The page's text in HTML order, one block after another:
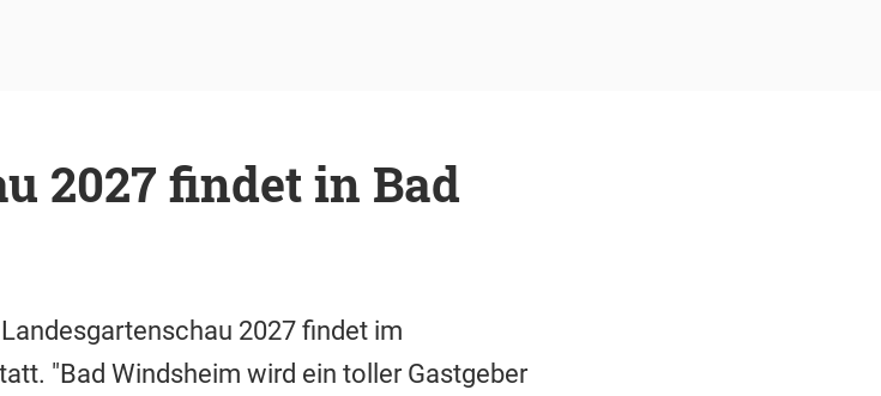
2027 findet in Bad
2027 findet im
"Bad Windsheim wird ein toller Gastgeber